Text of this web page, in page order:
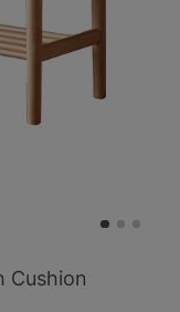
Cushion